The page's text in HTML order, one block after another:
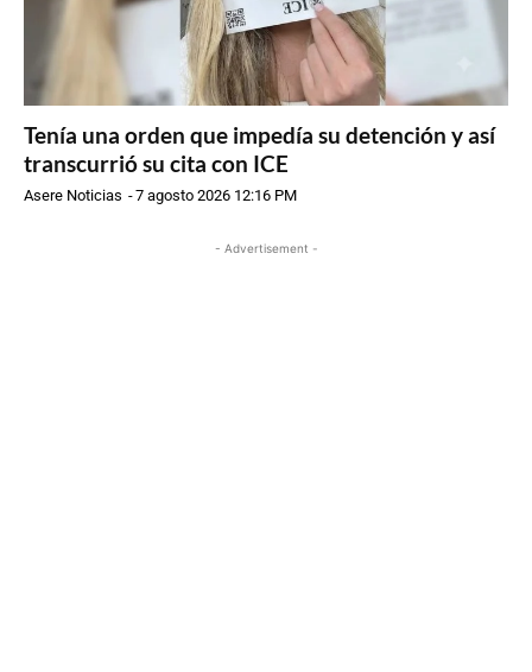
Tenía una orden que impedía su detención y así
transcurrió su cita con ICE
Asere Noticias -7 agosto 2026 12:16 PM
- Advertisement -